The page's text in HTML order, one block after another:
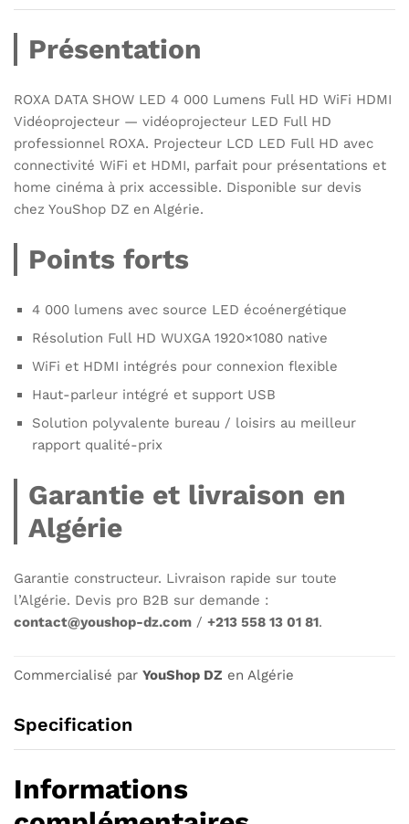
Présentation
ROXA DATA SHOW LED 4 000 Lumens Full HD WiFi HDMI
Vidéoprojecteur — vidéoprojecteur LED Full HD
professionnel ROXA. Projecteur LCD LED Full HD avec
connectivité WiFi et HDMI, parfait pour présentations et
home cinéma à prix accessible. Disponible sur devis
chez YouShop DZ en Algérie.
Points forts
4 000 lumens avec source LED écoénergétique
Résolution Full HD WUXGA 1920×1080 native
WiFi et HDMI intégrés pour connexion flexible
Haut-parleur intégré et support USB
Solution polyvalente bureau / loisirs au meilleur
rapport qualité-prix
Garantie et livraison en
Algérie
Garantie constructeur. Livraison rapide sur toute
l’Algérie. Devis pro B2B sur demande :
contact@youshop-dz.com / +213 558 13 01 81.
Commercialisé par YouShop DZ en Algérie
Specification
Informations